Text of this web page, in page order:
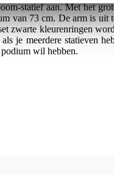
statief aan. Met het
van 73 cm. De arm is uit
zwarte kleurenringen
je meerdere statieven
wil hebben.